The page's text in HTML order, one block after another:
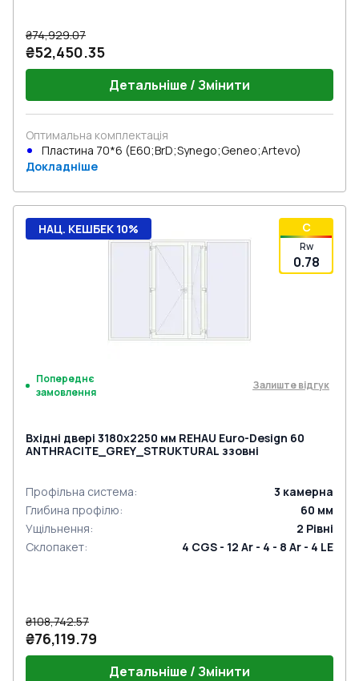
₴74,929.07
₴52,450.35
Детальніше / Змінити
Оптимальна комплектація
Пластина 70*6 (E60;BrD;Synego;Geneo;Artevo)
Докладніше
C
Rw
0.78
НАЦ. КЕШБЕК 10%
Попереднє
замовлення
Залиште відгук
Вхідні двері 3180x2250 мм REHAU Euro-Design 60
ANTHRACITE_GREY_STRUKTURAL ззовні
Профільна система: 3 камерна
Глибина профілю: 60 мм
Ущільнення: 2 Рівні
Склопакет: 4 CGS - 12 Ar - 4 - 8 Ar - 4 LE
₴108,742.57
₴76,119.79
Детальніше / Змінити